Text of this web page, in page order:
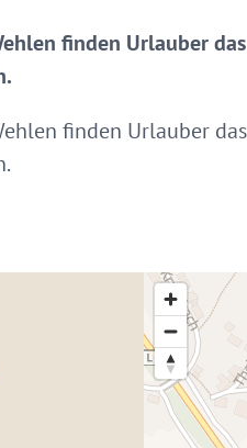
finden Urlauber
finden Urlauber